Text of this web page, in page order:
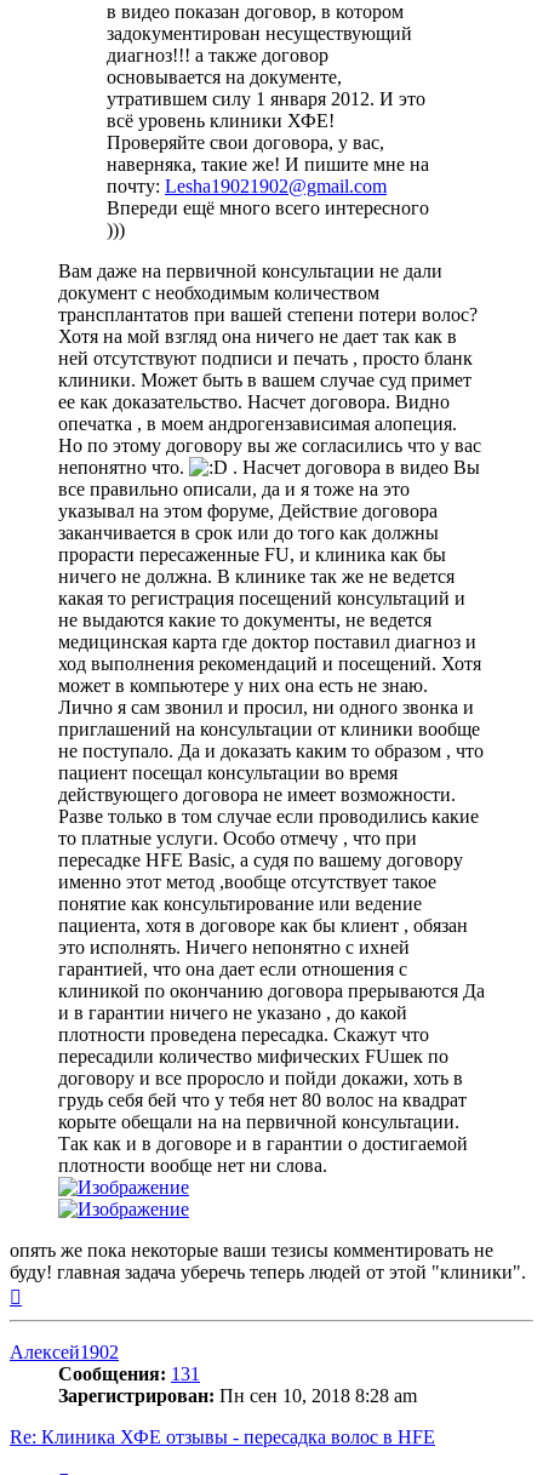
в видео показан договор, в котором
задокументирован несуществующий
диагноз!!! а также договор
основывается на документе,
утратившем силу 1 января 2012. И это
всё уровень клиники ХФЕ!
Проверяйте свои договора, у вас,
наверняка, такие же! И пишите мне на
почту: Lesha19021902@gmail.com
Впереди ещё много всего интересного
)))
Вам даже на первичной консультации не дали
документ с необходимым количеством
трансплантатов при вашей степени потери волос?
Хотя на мой взгляд она ничего не дает так как в
ней отсутствуют подписи и печать , просто бланк
клиники. Может быть в вашем случае суд примет
ее как доказательство. Насчет договора. Видно
опечатка , в моем андрогензависимая алопеция.
Но по этому договору вы же согласились что у вас
непонятно что.
. Насчет договора в видео Вы
все правильно описали, да и я тоже на это
указывал на этом форуме, Действие договора
заканчивается в срок или до того как должны
прорасти пересаженные FU, и клиника как бы
ничего не должна. В клинике так же не ведется
какая то регистрация посещений консультаций и
не выдаются какие то документы, не ведется
медицинская карта где доктор поставил диагноз и
ход выполнения рекомендаций и посещений. Хотя
может в компьютере у них она есть не знаю.
Лично я сам звонил и просил, ни одного звонка и
приглашений на консультации от клиники вообще
не поступало. Да и доказать каким то образом , что
пациент посещал консультации во время
действующего договора не имеет возможности.
Разве только в том случае если проводились какие
то платные услуги. Особо отмечу , что при
пересадке HFE Basic, а судя по вашему договору
именно этот метод ,вообще отсутствует такое
понятие как консультирование или ведение
пациента, хотя в договоре как бы клиент , обязан
это исполнять. Ничего непонятно с ихней
гарантией, что она дает если отношения с
клиникой по окончанию договора прерываются Да
и в гарантии ничего не указано , до какой
плотности проведена пересадка. Скажут что
пересадили количество мифических FUшек по
договору и все проросло и пойди докажи, хоть в
грудь себя бей что у тебя нет 80 волос на квадрат
корыте обещали на на первичной консультации.
Так как и в договоре и в гарантии о достигаемой
плотности вообще нет ни слова.
опять же пока некоторые ваши тезисы комментировать не
буду! главная задача уберечь теперь людей от этой "клиники".
Алексей1902
Сообщения: 131
Зарегистрирован: Пн сен 10, 2018 8:28 am
Re: Клиника ХФЕ отзывы - пересадка волос в HFE